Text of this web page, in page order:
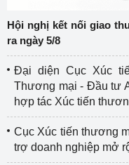
Hội nghị kết nối giao
ra ngày 5/8
Đại diện Cục Xúc
Thương mại - Đầu tư
hợp tác Xúc tiến
Cục Xúc tiến thương
trợ doanh nghiệp mở